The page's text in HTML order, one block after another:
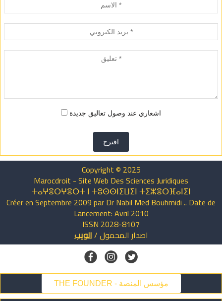
اشعاري عند وصول تعاليق جديدة
اقترح
Copyright © 2025
Marocdroit - Site Web Des Sciences Juridiques
ⵜⴰⵖⴻⵔⵖⴻⵔⵜ ⵏ ⵜⵓⵙⵙⵏⵉⵡⵉⵏ ⵜⵉⵣⴻⵔⴼⴰⵏⵉⵏ
Créer en Septembre 2009 par Dr Nabil Med Bouhmidi .. Date de
Lancement: Avril 2010
ISSN 2028-8107
اصدار المحمول/الويب
THE FOUNDER - مؤسس المنصة